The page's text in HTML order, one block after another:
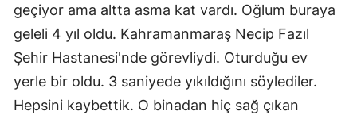
geçiyor ama altta asma kat vardı. Oğlum buraya
geleli 4 yıl oldu. Kahramanmaraş Necip Fazıl
Şehir Hastanesi'nde görevliydi. Oturduğu ev
yerle bir oldu. 3 saniyede yıkıldığını söylediler.
Hepsini kaybettik. O binadan hiç sağ çıkan